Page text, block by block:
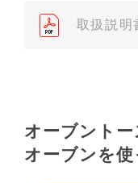
売店、また弊社「
依頼いただきま
（3）本サイトに
種が、生産中止
ありますので、
取扱説明
オーブント
オーブンを